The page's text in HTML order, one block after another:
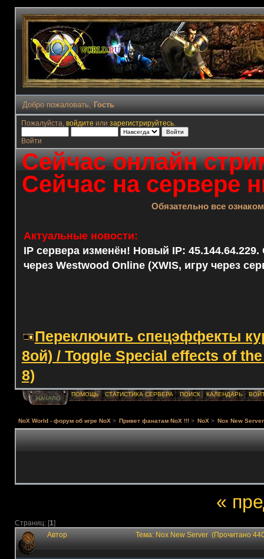
Добро пожаловать, Гость
Пожалуйста, войдите или зарегистрируйтесь.
Войти
Сейчас онлайн
Сейчас на сервере
Обязательно все
Актуальные новости:
IP сервера изменён! Новый IP: 45.144.64.229.
через Westwood Online (XWIS, игру через
Переключить спецэффекты
8ой) / Toggle Special effects of
8)
НАЧАЛО
ПОМОЩЬ СТАТИСТИКА СЕРВЕРА ПОИСК КАЛЕНДАРЬ
NoX World - форум об игре NoX > Привет фанатам NoX !!! > NoX > Nox New Server
«
Страниц: [1]
Автор Тема: Nox New Server (Прочитано